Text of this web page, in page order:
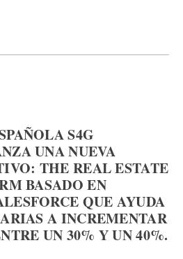
S4G
UNA NUEVA
THE REAL ESTATE
BASADO EN
QUE AYUDA
A INCREMENTAR
UN 30% Y UN 40%.